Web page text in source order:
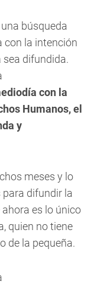
una búsqueda
con la intención
sea difundida.
con la
Humanos, el
y
meses y lo
difundir la
es lo único
quien no tiene
de la pequeña.